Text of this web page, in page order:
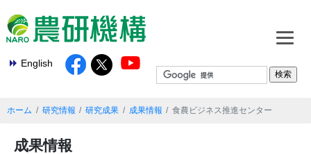
English
ホーム 研究情報 研究成果 成果情報 食農ビジネス推進センター
成果情報